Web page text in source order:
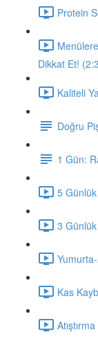
Protein
Dikkat Et!
Kaliteli
Doğru
1 Gün:
5
3
Kas